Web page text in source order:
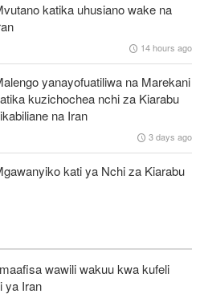
na umoja wa kitaifa
dunia kwa Ebola tangu
la UN limepoteza hadhi;
makombora na ghala
katika uhusiano wake na
14 hours ago
yanayofuatiliwa na Marekani
kuzichochea nchi za Kiarabu
na Iran
3 days ago
kati ya Nchi za Kiarabu
wawili wakuu kwa kufeli
ya Iran